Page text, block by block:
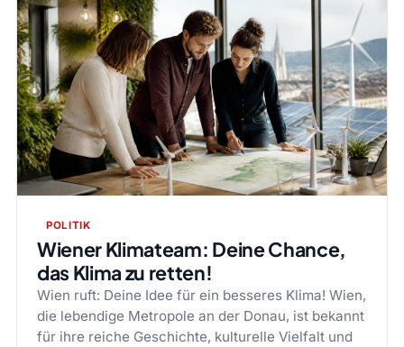
POLITIK
Wiener Klimateam: Deine Chance,
das Klima zu retten!
Wien ruft: Deine Idee für ein besseres Klima! Wien,
die lebendige Metropole an der Donau, ist bekannt
für ihre reiche Geschichte, kulturelle Vielfalt und